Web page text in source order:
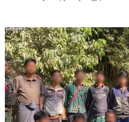
ဇန်နဝါရီ ၃ ရက်နေ့